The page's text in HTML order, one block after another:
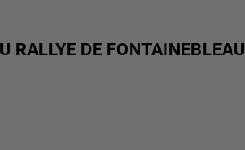
RALLYE DE FONTAINEBLEAU